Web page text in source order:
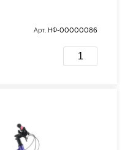
Арт. НФ-00000086